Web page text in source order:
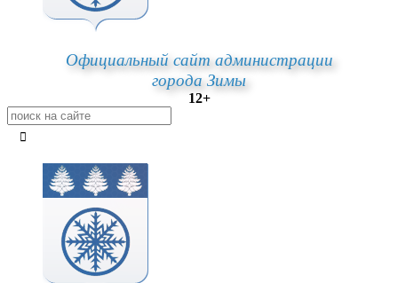
Официальный сайт администрации
города Зимы
12+